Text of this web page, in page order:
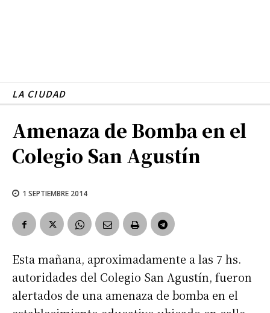
LA CIUDAD
Amenaza de Bomba en el
Colegio San Agustín
1 SEPTIEMBRE 2014
Esta mañana, aproximadamente a las 7 hs.
autoridades del Colegio San Agustín, fueron
alertados de una amenaza de bomba en el